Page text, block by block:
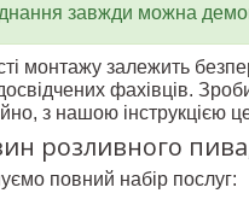
завжди можна
монтажу залежить
фахівців.
з нашою інструкцією
розливного
повний набір послуг: